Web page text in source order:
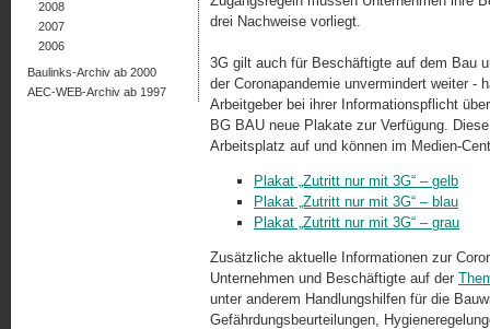
drei Nachweise vorliegt.
3G gilt auch für Beschäftigte auf dem Bau
der Coronapandemie unvermindert weiter -
Arbeitgeber bei ihrer Informationspflicht
BG BAU neue Plakate zur Verfügung.
Arbeitsplatz auf und können im Medien-
Plakat „Zutritt nur mit 3G“ – gelb
Plakat „Zutritt nur mit 3G“ – blau
Plakat „Zutritt nur mit 3G“ – grau
Zusätzliche aktuelle Informationen zur
Unternehmen und Beschäftigte auf der
unter anderem Handlungshilfen für die
Gefährdungsbeurteilungen,
2008
2007
2006
Baulinks-Archiv ab 2000
AEC-WEB-Archiv ab 1997